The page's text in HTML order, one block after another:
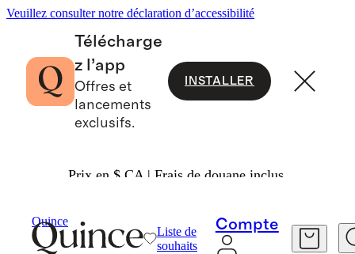
Veuillez consulter notre déclaration d’accessibilité
Télécharge
z l’app
Offres et
lancements
exclusifs.
INSTALLER
Prix en $ CA | Frais de douane inclus.
Quince
Liste de
souhaits
Compte
BÉBÉ & ENFANT
23 articles